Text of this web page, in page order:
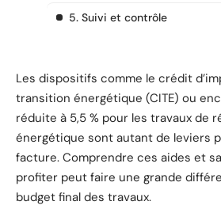
5. Suivi et contrôle
Les dispositifs comme le crédit
transition énergétique (CITE) ou
réduite à 5,5 % pour les travaux de
énergétique sont autant de leviers
facture. Comprendre ces aides et
profiter peut faire une grande
budget final des travaux.